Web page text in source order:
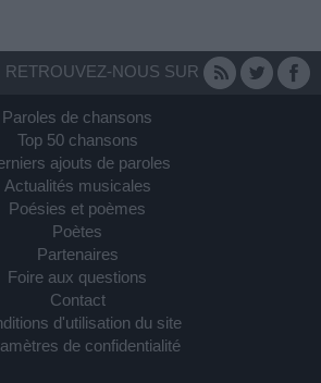
RETROUVEZ-NOUS SUR
Paroles de chansons
Top 50 chansons
ajouts de paroles
Actualités musicales
Poésies et poèmes
Poètes
Partenaires
Foire aux questions
Contact
d'utilisation du site
de confidentialité